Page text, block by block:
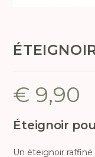
€ 9,90
Éteignoir
Un éteignoir